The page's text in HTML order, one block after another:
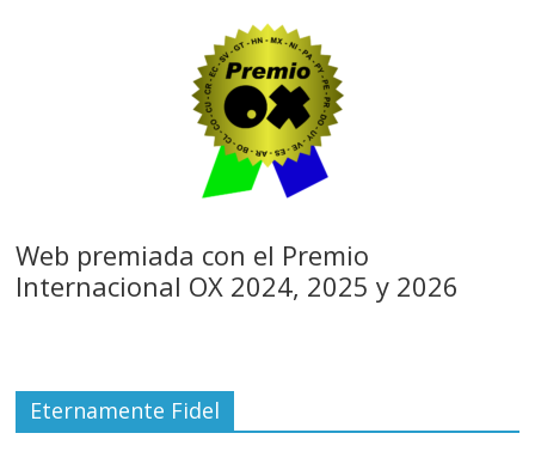
Web premiada con el Premio
Internacional OX 2024, 2025 y 2026
Eternamente Fidel